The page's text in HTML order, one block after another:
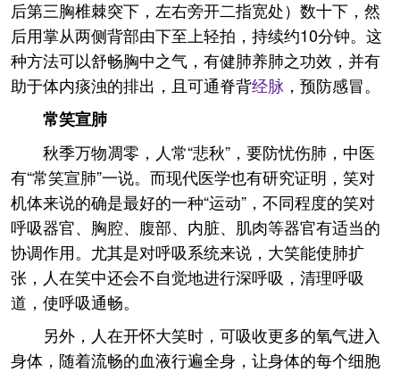
后第三胸椎棘突下，左右旁开二指宽处）数十下，然
后用掌从两侧背部由下至上轻拍，持续约10分钟。这
种方法可以舒畅胸中之气，有健肺养肺之功效，并有
助于体内痰浊的排出，且可通脊背经脉 ，预防感冒。
常笑宣肺
秋季万物凋零，人常“悲秋”，要防忧伤肺，中医
有“常笑宣肺”一说。而现代医学也有研究证明，笑对
机体来说的确是最好的一种“运动”，不同程度的笑对
呼吸器官、胸腔、腹部、内脏、肌肉等器官有适当的
协调作用。尤其是对呼吸系统来说，大笑能使肺扩
张，人在笑中还会不自觉地进行深呼吸，清理呼吸
道，使呼吸通畅。
另外，人在开怀大笑时，可吸收更多的氧气进入
身体，随着流畅的血液行遍全身，让身体的每个细胞